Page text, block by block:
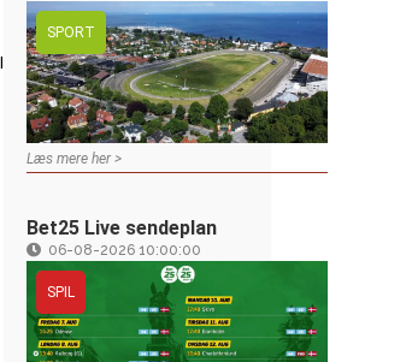
SPORT
Læs mere her >
Bet25 Live sendeplan
06-08-2026 10:00:00
SPIL